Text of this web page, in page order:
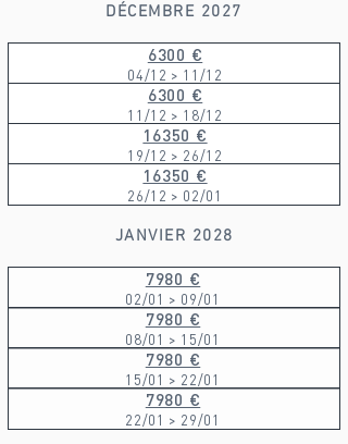
DÉCEMBRE 2027
6300 €
04/12 > 11/12
6300 €
11/12 > 18/12
16350 €
19/12 > 26/12
16350 €
26/12 > 02/01
JANVIER 2028
7980 €
02/01 > 09/01
7980 €
08/01 > 15/01
7980 €
15/01 > 22/01
7980 €
22/01 > 29/01